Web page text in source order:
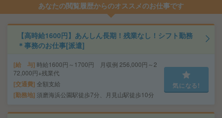
あなたの閲覧履歴からのオススメのお仕事です
【高時給1600円】あんしん長期！残業なし！シフト勤務
＊事務のお仕事[派遣]
給 与 時給1600円～1700円 月収例 256,000円～2
72,000円+残業代
交通費 全額支給
勤務地 須磨海浜公園駅徒歩7分、月見山駅徒歩10分
気になる!